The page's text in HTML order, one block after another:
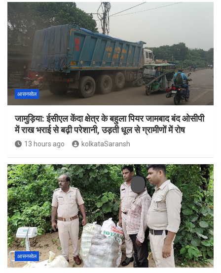
आसनसोल
जामुड़िया: ईसीएल केंदा क्षेत्र के बहुला पियर जामबाद बंद ओसीपी
में राख भराई से बढ़ी परेशानी, उड़ती धूल से ग्रामीणों में रोष
13 hours ago kolkataSaransh
आसनसोल